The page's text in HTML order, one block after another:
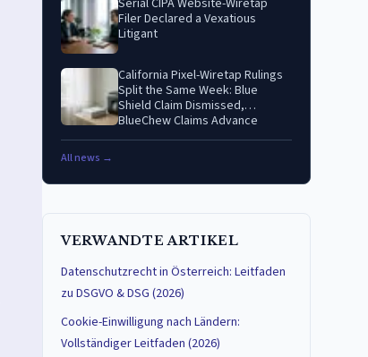
Serial CIPA Website-Wiretap
Filer Declared a Vexatious
Litigant
California Pixel-Wiretap Rulings
Split the Same Week: Blue
Shield Claim Dismissed,
BlueChew Claims Advance
All news →
VERWANDTE ARTIKEL
Datenschutzrecht in Österreich: Leitfaden
zu DSGVO & DSG (2026)
Cookie-Einwilligung nach Ländern:
Vollständiger Leitfaden (2026)